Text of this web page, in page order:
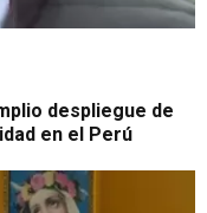
despliegue de
en el Perú